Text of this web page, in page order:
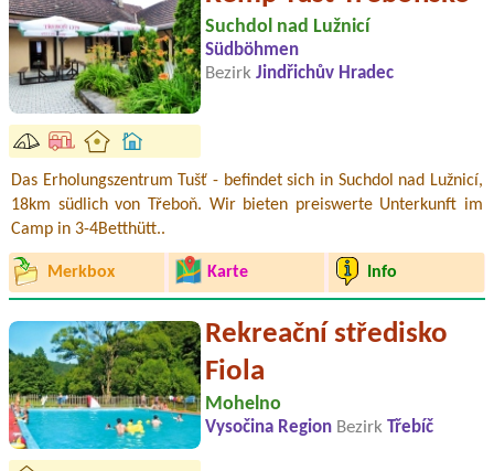
Suchdol nad Lužnicí
Südböhmen
Bezirk Jindřichův Hradec
Das Erholungszentrum Tušť - befindet sich in Suchdol nad Lužnicí,
18km südlich von Třeboň. Wir bieten preiswerte Unterkunft im
Camp in 3-4Betthütt..
Merkbox Karte Info
Rekreační středisko
Fiola
Mohelno
Vysočina Region Bezirk Třebíč